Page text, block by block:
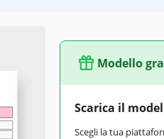
Modello
Scarica il
Scegli la tua